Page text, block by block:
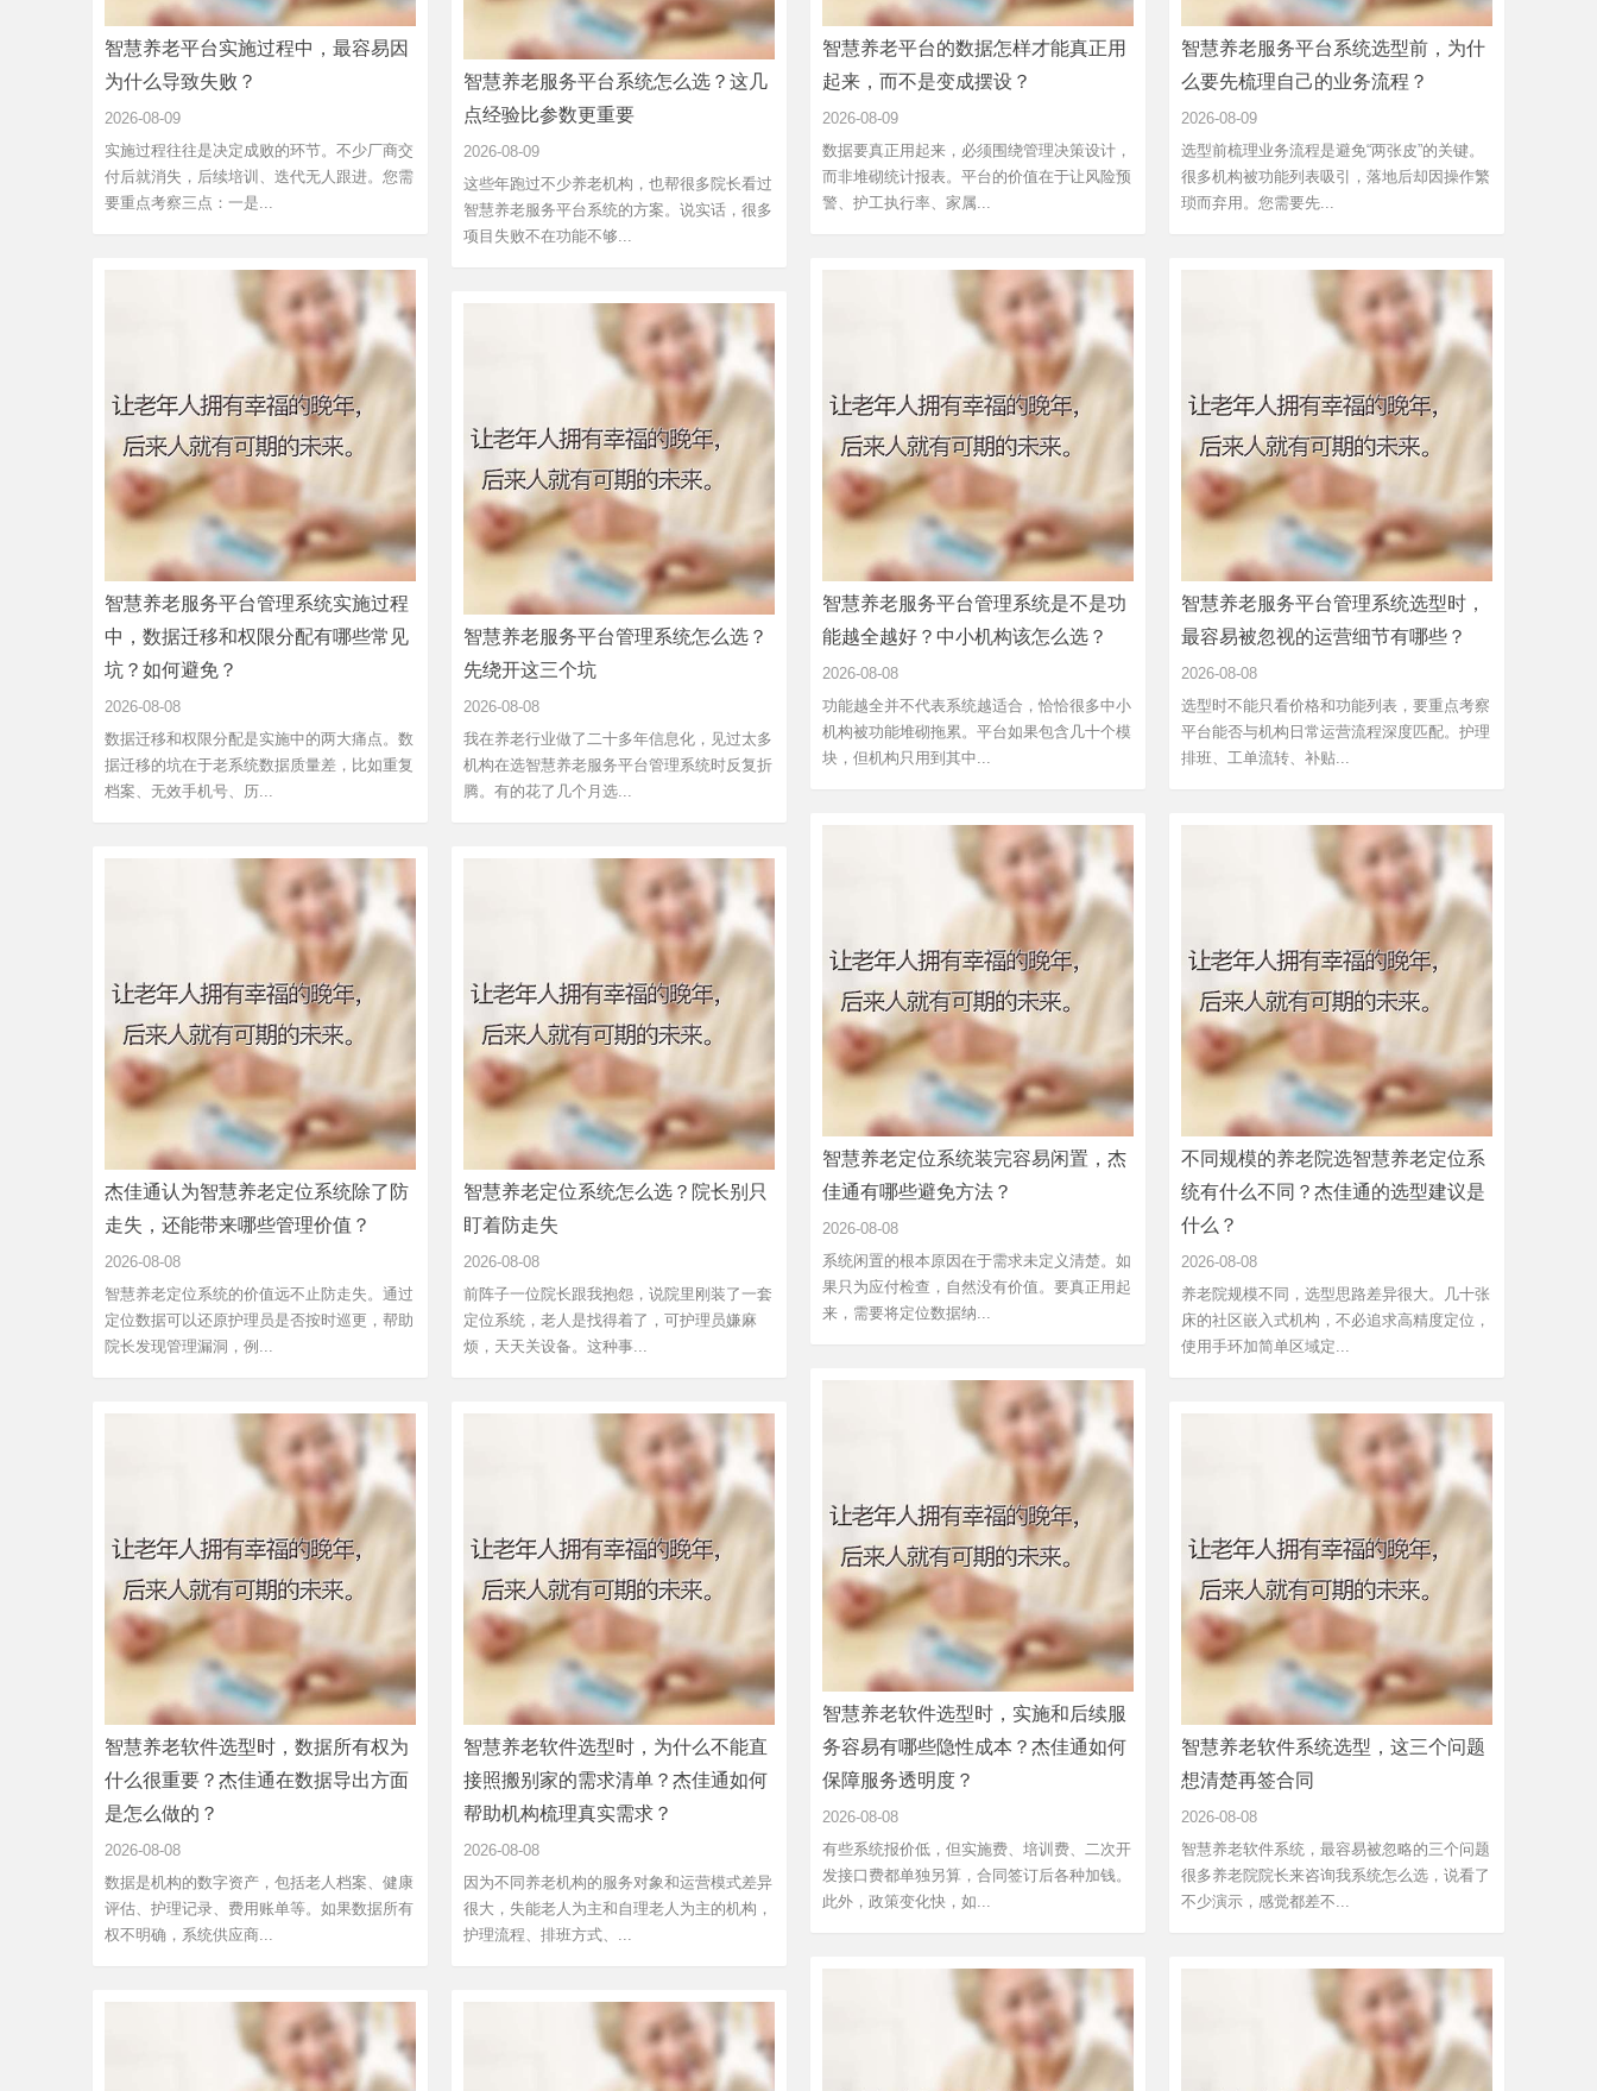
智慧养老平台实施过程中，最容易因
为什么导致失败？
2026-08-09
实施过程往往是决定成败的环节。不少厂商交
付后就消失，后续培训、迭代无人跟进。您需
要重点考察三点：一是...
智慧养老平台的数据怎样才能真正用
起来，而不是变成摆设？
2026-08-09
数据要真正用起来，必须围绕管理决策设计，
而非堆砌统计报表。平台的价值在于让风险预
警、护工执行率、家属...
智慧养老服务平台系统选型前，为什
么要先梳理自己的业务流程？
2026-08-09
选型前梳理业务流程是避免“两张皮”的关键。
很多机构被功能列表吸引，落地后却因操作繁
琐而弃用。您需要先...
智慧养老服务平台系统怎么选？这几
点经验比参数更重要
2026-08-09
这些年跑过不少养老机构，也帮很多院长看过
智慧养老服务平台系统的方案。说实话，很多
项目失败不在功能不够...
智慧养老服务平台管理系统实施过程
中，数据迁移和权限分配有哪些常见
坑？如何避免？
2026-08-08
数据迁移和权限分配是实施中的两大痛点。数
据迁移的坑在于老系统数据质量差，比如重复
档案、无效手机号、历...
智慧养老服务平台管理系统是不是功
能越全越好？中小机构该怎么选？
2026-08-08
功能越全并不代表系统越适合，恰恰很多中小
机构被功能堆砌拖累。平台如果包含几十个模
块，但机构只用到其中...
智慧养老服务平台管理系统选型时，
最容易被忽视的运营细节有哪些？
2026-08-08
选型时不能只看价格和功能列表，要重点考察
平台能否与机构日常运营流程深度匹配。护理
排班、工单流转、补贴...
智慧养老服务平台管理系统怎么选？
先绕开这三个坑
2026-08-08
我在养老行业做了二十多年信息化，见过太多
机构在选智慧养老服务平台管理系统时反复折
腾。有的花了几个月选...
智慧养老定位系统装完容易闲置，杰
佳通有哪些避免方法？
2026-08-08
系统闲置的根本原因在于需求未定义清楚。如
果只为应付检查，自然没有价值。要真正用起
来，需要将定位数据纳...
不同规模的养老院选智慧养老定位系
统有什么不同？杰佳通的选型建议是
什么？
2026-08-08
养老院规模不同，选型思路差异很大。几十张
床的社区嵌入式机构，不必追求高精度定位，
使用手环加简单区域定...
杰佳通认为智慧养老定位系统除了防
走失，还能带来哪些管理价值？
2026-08-08
智慧养老定位系统的价值远不止防走失。通过
定位数据可以还原护理员是否按时巡更，帮助
院长发现管理漏洞，例...
智慧养老定位系统怎么选？院长别只
盯着防走失
2026-08-08
前阵子一位院长跟我抱怨，说院里刚装了一套
定位系统，老人是找得着了，可护理员嫌麻
烦，天天关设备。这种事...
智慧养老软件选型时，实施和后续服
务容易有哪些隐性成本？杰佳通如何
保障服务透明度？
2026-08-08
有些系统报价低，但实施费、培训费、二次开
发接口费都单独另算，合同签订后各种加钱。
此外，政策变化快，如...
智慧养老软件选型时，数据所有权为
什么很重要？杰佳通在数据导出方面
是怎么做的？
2026-08-08
数据是机构的数字资产，包括老人档案、健康
评估、护理记录、费用账单等。如果数据所有
权不明确，系统供应商...
智慧养老软件选型时，为什么不能直
接照搬别家的需求清单？杰佳通如何
帮助机构梳理真实需求？
2026-08-08
因为不同养老机构的服务对象和运营模式差异
很大，失能老人为主和自理老人为主的机构，
护理流程、排班方式、...
智慧养老软件系统选型，这三个问题
想清楚再签合同
2026-08-08
智慧养老软件系统，最容易被忽略的三个问题
很多养老院院长来咨询我系统怎么选，说看了
不少演示，感觉都差不...